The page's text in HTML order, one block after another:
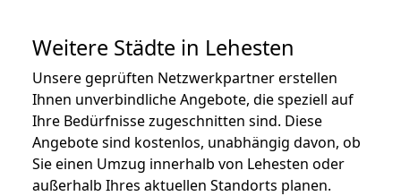
Weitere Städte in Lehesten
Unsere geprüften Netzwerkpartner erstellen
Ihnen unverbindliche Angebote, die speziell auf
Ihre Bedürfnisse zugeschnitten sind. Diese
Angebote sind kostenlos, unabhängig davon, ob
Sie einen Umzug innerhalb von Lehesten oder
außerhalb Ihres aktuellen Standorts planen.